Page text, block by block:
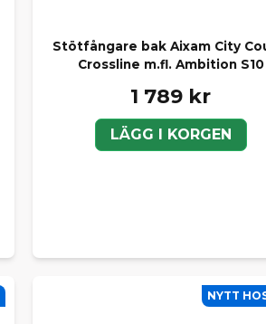
Stötfångare bak Aixam City
Crossline m.fl. Ambition S10
1 789 kr
LÄGG I KORGEN
NYTT